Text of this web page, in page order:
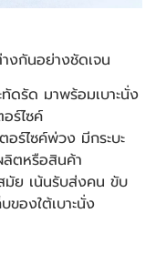
งกันอย่างชัดเจน
ดรัด มาพร้อมเบาะนั่ง
ร์ไซค์
อร์ไซค์พ่วง มีกระบะ
ตหรือสินค้า
มัย เน้นรับส่งคน ขับ
องใต้เบาะนั่ง